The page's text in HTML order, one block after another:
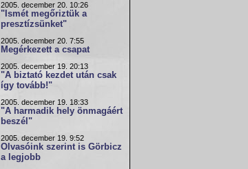
2005. december 20. 10:26
"Ismét megőriztük a
presztízsünket"
2005. december 20. 7:55
Megérkezett a csapat
2005. december 19. 20:13
"A biztató kezdet után csak
így tovább!"
2005. december 19. 18:33
"A harmadik hely önmagáért
beszél"
2005. december 19. 9:52
Olvasóink szerint is Görbicz
a legjobb